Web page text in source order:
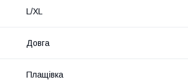
L/XL
Довга
Плащівка